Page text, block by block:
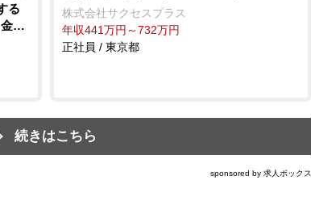
る
長
レ
株式会社サクセスプラス
年収441万円～732万円
正社員 / 東京都
続きはこちら
sponsored by 求人ボックス